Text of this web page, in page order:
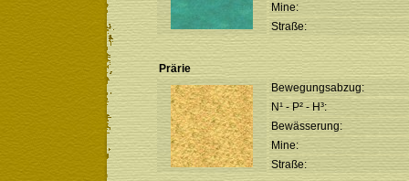
Mine:
Straße:
Prärie
Bewegungsabzug:
N¹ - P² - H³:
Bewässerung:
Mine:
Straße: